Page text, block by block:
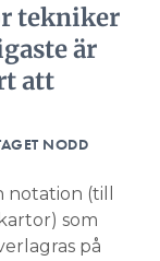
tekniker
är
att
NODD
notation (till
som
på